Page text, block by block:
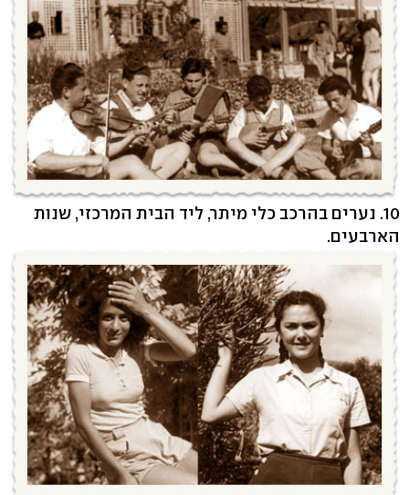
10. נערים בהרכב כלי מיתר, ליד הבית המרכזי, שנות
הארבעים.